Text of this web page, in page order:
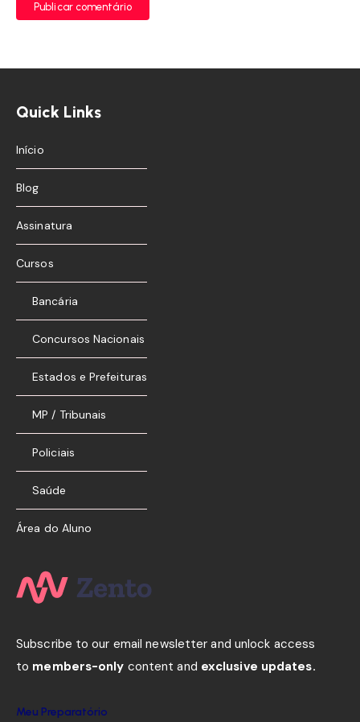
Publicar comentário
Quick Links
Início
Blog
Assinatura
Cursos
Bancária
Concursos Nacionais
Estados e Prefeituras
MP / Tribunais
Policiais
Saúde
Área do Aluno
Subscribe to our email newsletter and unlock access
to members-only content and exclusive updates.
Meu Preparatório